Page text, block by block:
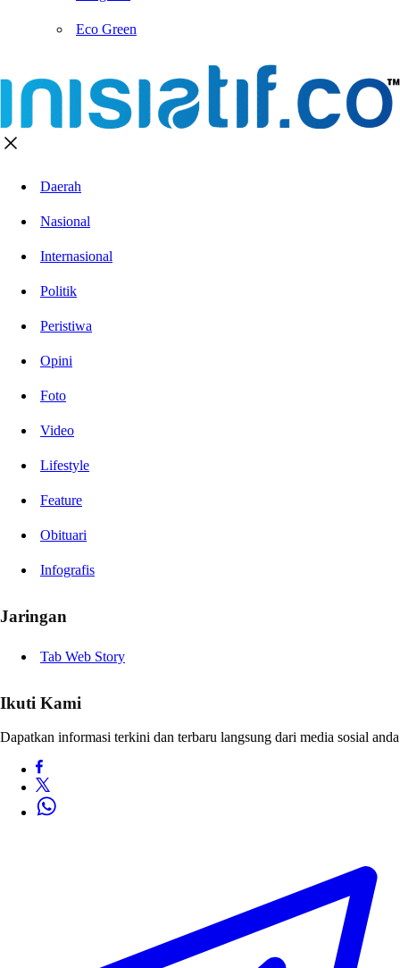
Eco Green
Daerah
Nasional
Internasional
Politik
Peristiwa
Opini
Foto
Video
Lifestyle
Feature
Obituari
Infografis
Jaringan
Tab Web Story
Ikuti Kami
Dapatkan informasi terkini dan terbaru langsung dari media sosial anda